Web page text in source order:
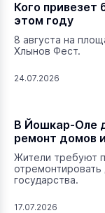
Кого привезет
этом году
8 августа на
Хлынов Фест.
24.07.2026
В Йошкар-Оле
ремонт домов
Жители требуют
государства.
17.07.2026